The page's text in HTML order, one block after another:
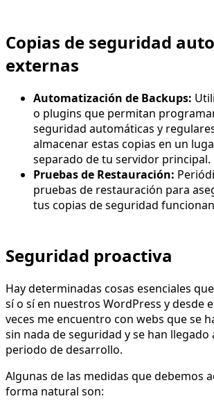
Copias de seguridad
externas
Automatización de Backups:
o plugins que permitan
seguridad automáticas y
almacenar estas copias en un
separado de tu servidor principal.
Pruebas de Restauración:
pruebas de restauración para
tus copias de seguridad
Seguridad proactiva
Hay determinadas cosas esenciales
sí o sí en nuestros WordPress y desde
veces me encuentro con webs que se
sin nada de seguridad y se han llegado
periodo de desarrollo.
Algunas de las medidas que debemos
forma natural son: